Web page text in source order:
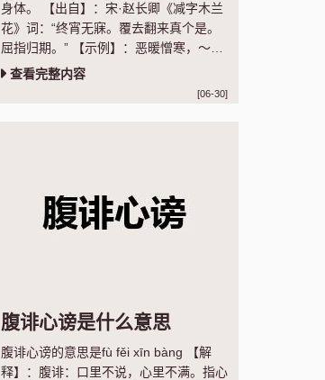
身体。 【出自】：宋·赵长卿《减字木兰
花》词：“终宵无寐。覆去翻来真个是。
屈指归期。” 【示例】：恶暖憎寒，～病
几般。 ◎明·全道人《懒画眉》
查看完整内容
[06-30]
腹诽心谤是什么意思
腹诽心谤的意思是fù fěi xīn bàng 【解
释】：腹诽：口里不说，心里不满。指心